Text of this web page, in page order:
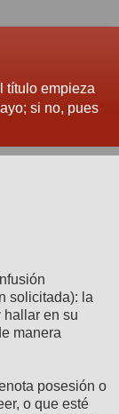
título empieza
si no, pues
solicitada): la
hallar en su
manera
posesión o
o que esté